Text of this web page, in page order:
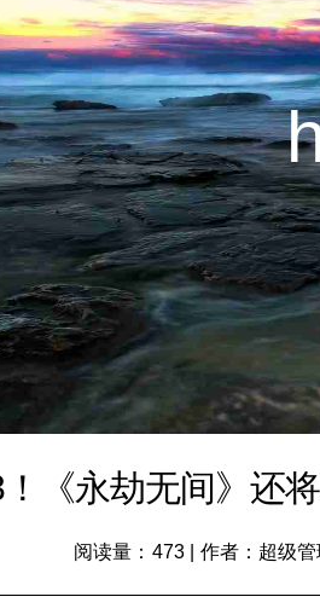
《永劫无间》还
阅读量：473 作者：超级